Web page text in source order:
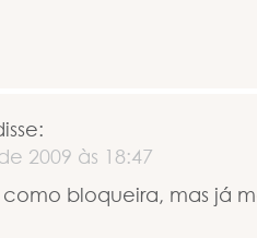
2009 às 18:47
bloqueira, mas já